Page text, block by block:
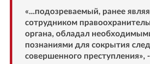
«...подозреваемый, ранее
сотрудником
органа, обладал
познаниями для сокрытия
совершенного преступления»,